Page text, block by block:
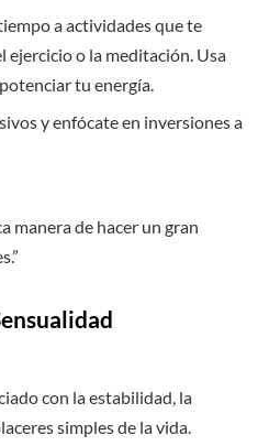
a actividades que te
ejercicio o la meditación. Usa
tu energía.
y enfócate en inversiones a
manera de hacer un gran
con la estabilidad, la
simples de la vida.